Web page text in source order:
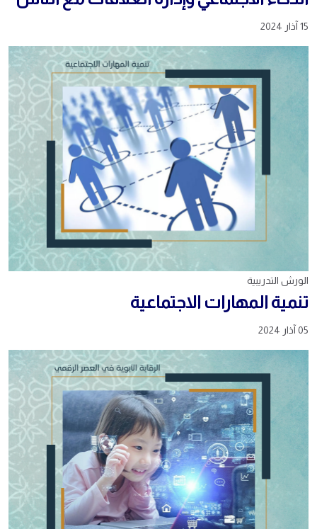
15 آذار 2024
الورش التدريبية
تنمية المهارات الاجتماعية
05 آذار 2024